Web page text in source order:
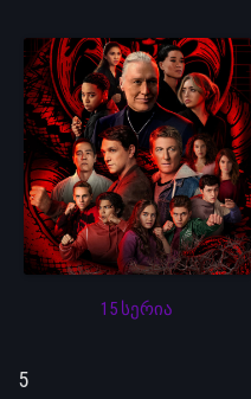
15 სერია
5